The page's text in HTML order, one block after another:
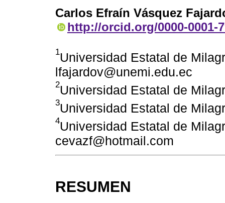
Carlos Efraín Vásquez
http://orcid.org/0000-0001-
1Universidad Estatal de
lfajardov@unemi.edu.ec
2Universidad Estatal de
3Universidad Estatal de
4Universidad Estatal de
cevazf@hotmail.com
RESUMEN